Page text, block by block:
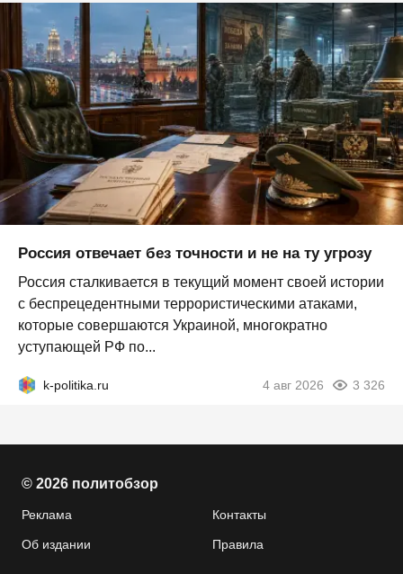
Россия отвечает без точности и не на ту угрозу
Россия сталкивается в текущий момент своей истории
с беспрецедентными террористическими атаками,
которые совершаются Украиной, многократно
уступающей РФ по...
k-politika.ru 4 авг 2026 3 326
© 2026 политобзор
Реклама Контакты
Об издании Правила